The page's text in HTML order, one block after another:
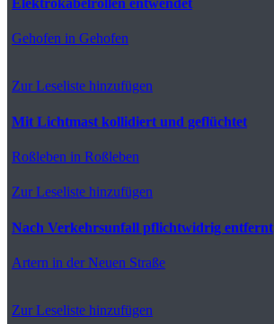
Gehofen in Gehofen
Zur Leseliste hinzufügen
Mit Lichtmast kollidiert und geflüchtet
Roßleben in Roßleben
Zur Leseliste hinzufügen
Nach Verkehrsunfall pflichtwidrig entfernt
Artern in der Neuen Straße
Zur Leseliste hinzufügen